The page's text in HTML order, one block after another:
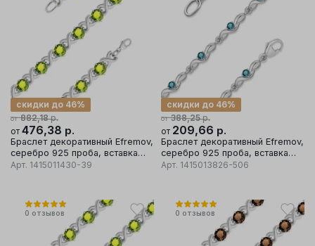
от 882,18р.
скидки до 46%
от 476,38 р.
Браслет декоративный Efremov,
серебро 925 проба, вставка
хризолит
Арт. 1415011430-39
от 388,25р.
скидки до 46%
от 209,66 р.
Браслет декоративный Efremov,
серебро 925 проба, вставка
топаз
Арт. 1415013826-506
0 отзывов 0 отзывов